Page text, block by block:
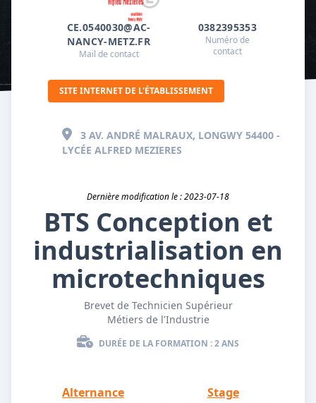
CE.0540030@AC-
NANCY-METZ.FR
Mail de contact
0382395353
Numéro de
contact
SITE INTERNET DE L'ÉTABLISSEMENT
3 AV. ANDRÉ MALRAUX, LONGWY 54400 -
LYCÉE ALFRED MEZIERES
Dernière modification le : 2023-07-18
BTS Conception et
industrialisation en
microtechniques
Brevet de Technicien Supérieur
Métiers de l'Industrie
DURÉE DE LA FORMATION : 2 ANS
Alternance
Stage